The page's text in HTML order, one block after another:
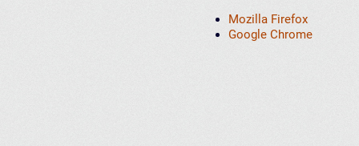
Mozilla Firefox
Google Chrome